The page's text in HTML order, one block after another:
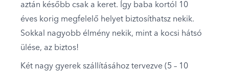
aztán később csak a keret. Így baba kortól 10
éves korig megfelelő helyet biztosíthatsz nekik.
Sokkal nagyobb élmény nekik, mint a kocsi hátsó
ülése, az biztos!
Két nagy gyerek szállításához tervezve (5 – 10